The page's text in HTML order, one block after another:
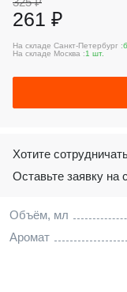
Объём, мл
Аромат
261 ₽
На складе Санкт-Петербург :
На складе Москва :1 шт.
Хотите
Оставьте заявку на